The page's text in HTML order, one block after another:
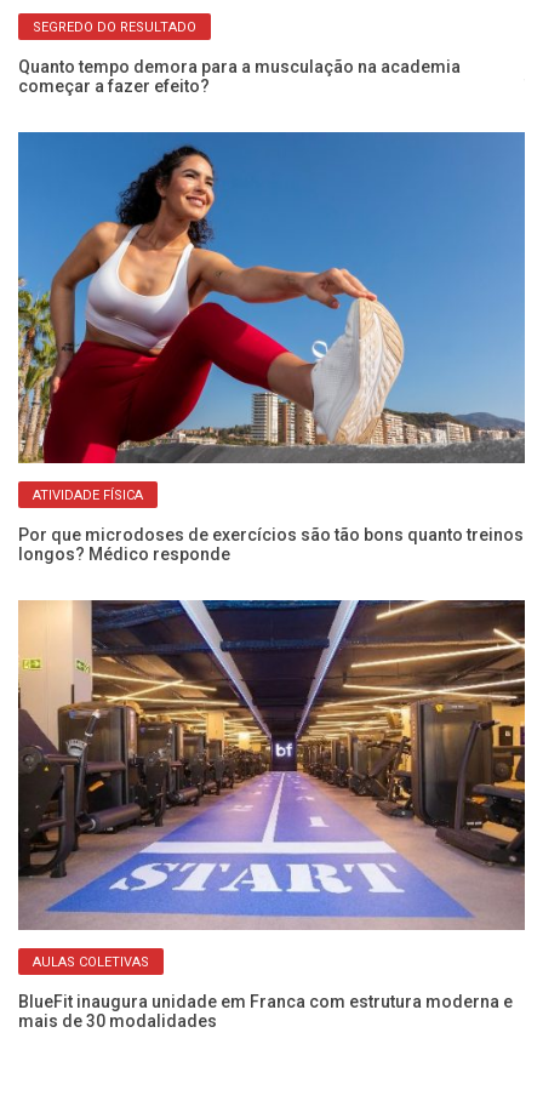
SEGREDO DO RESULTADO
Quanto tempo demora para a musculação na academia
começar a fazer efeito?
ATIVIDADE FÍSICA
Por que microdoses de exercícios são tão bons quanto treinos
longos? Médico responde
AULAS COLETIVAS
BlueFit inaugura unidade em Franca com estrutura moderna e
mais de 30 modalidades